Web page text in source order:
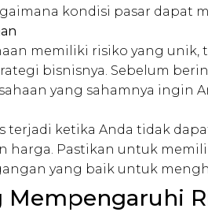
kondisi pasar dapat
memiliki risiko yang
bisnisnya. Sebelum
yang sahamnya ingin
terjadi ketika Anda tidak
harga. Pastikan untuk
yang baik untuk
Mempengaruhi